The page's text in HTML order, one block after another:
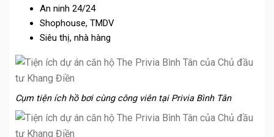
An ninh 24/24
Shophouse, TMDV
Siêu thị, nhà hàng
Cụm tiện ích hồ bơi cùng công viên tại Privia Bình Tân